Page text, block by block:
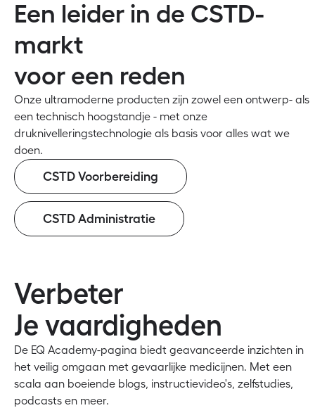
Een leider in de CSTD-
markt
voor een reden
Onze ultramoderne producten zijn zowel een ontwerp- als
een technisch hoogstandje - met onze
druknivelleringstechnologie als basis voor alles wat we
doen.
CSTD Voorbereiding
CSTD Administratie
Verbeter
Je vaardigheden
De EQ Academy-pagina biedt geavanceerde inzichten in
het veilig omgaan met gevaarlijke medicijnen. Met een
scala aan boeiende blogs, instructievideo's, zelfstudies,
podcasts en meer.